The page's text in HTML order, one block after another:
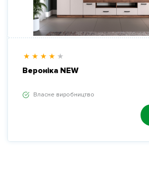
Вероніка NEW
Власне виробництво